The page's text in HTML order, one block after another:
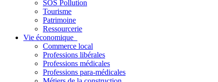
SOS Pollution
Tourisme
Patrimoine
Ressourcerie
Vie économique
Commerce local
Professions libérales
Professions médicales
Professions para-médicales